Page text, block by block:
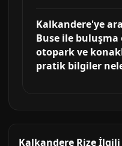
Kalkandere'ye
Buse ile buluşma
otopark ve
pratik bilgiler
Kalkandere Rize